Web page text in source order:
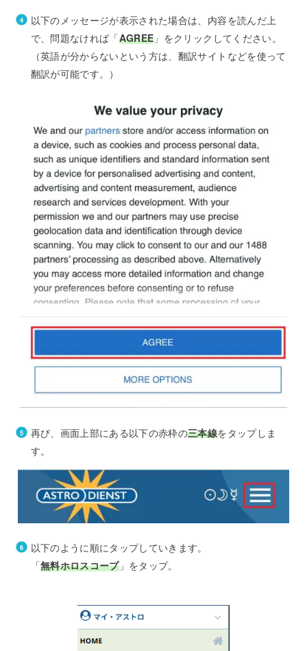
以下のメッセージが表示された場合は、内容を読んだ上
で、問題なければ「AGREE 」をクリックしてください。
（英語が分からないという方は、翻訳サイトなどを使って
翻訳が可能です。）
再び、画面上部にある以下の赤枠の三本線をタップしま
す。
以下のように順にタップしていきます。
「無料ホロスコープ」をタップ。